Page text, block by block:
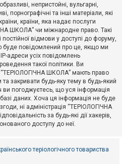
непристойні, вульгарні,
порнографічні та інші матеріали, які
країни, яка надає послуги
ШКОЛА” чи міжнародне право. Такі
постійної відмови у доступі до форуму,
буде повідомлений про це, якщо ми
адреси усіх повідомлень
такої політики. Ви
“ТЕРІОЛОГІЧНА ШКОЛА” мають право
закривати будь-яку тему в будь-який
ви погоджуєтесь, що уся інформація
даних. Хоча ця інформація не буде
ні адміністрація “ТЕРІОЛОГІЧНА
за будь-які дії хакерів,
доступу до неї.
теріологічного товариства